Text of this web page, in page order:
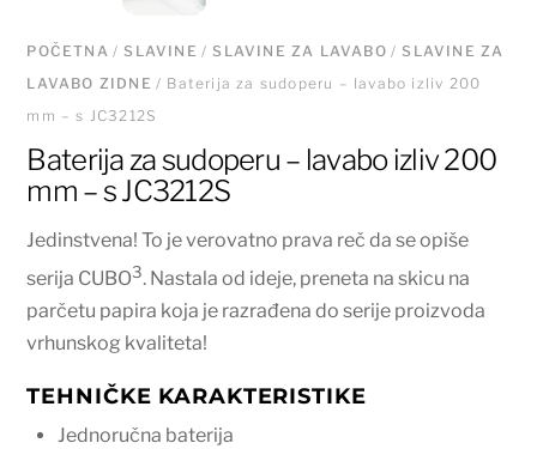
POČETNA/SLAVINE /SLAVINE ZA LAVABO/SLAVINE ZA
LAVABO ZIDNE / Baterija za sudoperu – lavabo izliv 200
mm – s JC3212S
Baterija za sudoperu – lavabo izliv 200
mm – s JC3212S
Jedinstvena! To je verovatno prava reč da se opiše
serija CUBO3. Nastala od ideje, preneta na skicu na
parčetu papira koja je razrađena do serije proizvoda
vrhunskog kvaliteta!
TEHNIČKE KARAKTERISTIKE
Jednoručna baterija